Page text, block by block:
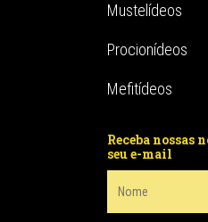
Mustelídeos
Procionídeos
Mefitídeos
Receba nossas
seu e-mail